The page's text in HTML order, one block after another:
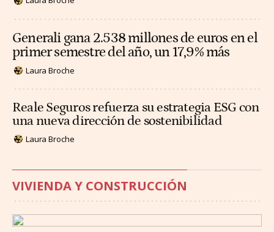
Generali gana 2.538 millones de euros en el
primer semestre del año, un 17,9% más
Laura Broche
Reale Seguros refuerza su estrategia ESG con
una nueva dirección de sostenibilidad
Laura Broche
VIVIENDA Y CONSTRUCCIÓN